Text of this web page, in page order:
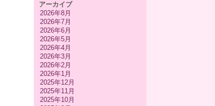
アーカイブ
2026年8月
2026年7月
2026年6月
2026年5月
2026年4月
2026年3月
2026年2月
2026年1月
2025年12月
2025年11月
2025年10月